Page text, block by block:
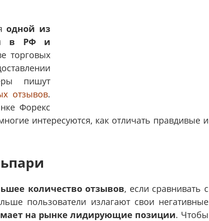
одной из
в РФ и
торговых
пишут
отзывов.
Форекс
интересуются, как отличать правдивые и
количество отзывов, если сравнивать с
пользователи излагают свои негативные
на рынке лидирующие позиции. Чтобы